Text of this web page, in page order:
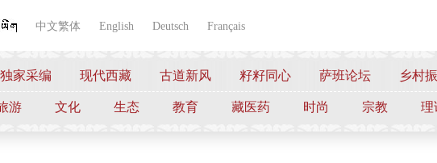
中文繁体 English Deutsch Français
独家采编 现代西藏 古道新风 籽籽同心 萨班论坛 乡村
游 文化 生态 教育 藏医药 时尚 宗教 理